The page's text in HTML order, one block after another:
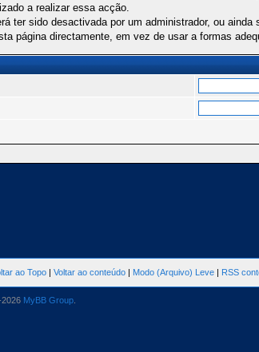
a realizar essa acção.
ter sido desactivada por um administrador, ou ainda
página directamente, em vez de usar a formas
ao Topo | Voltar ao conteúdo | Modo (Arquivo) Leve | RSS
2026 MyBB Group